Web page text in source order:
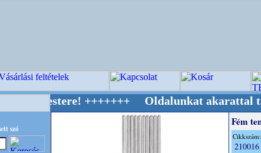
szó
+++++++ Oldalunkat akarattal tartjuk
Fém
Cikkszám:
210016